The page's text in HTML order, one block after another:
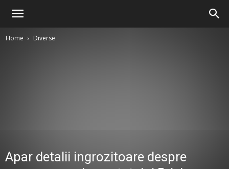
Home Diverse
Apar detalii ingrozitoare despre